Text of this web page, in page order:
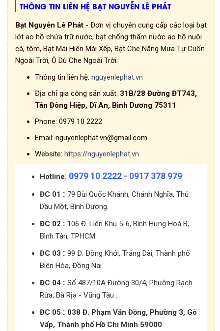
THÔNG TIN LIÊN HỆ BẠT NGUYỄN LÊ PHÁT
Bạt Nguyễn Lê Phát - Đơn vị chuyên cung cấp các loại bạt
lót ao hồ chứa trữ nước, bạt chống thấm nước ao hồ nuôi
cá, tôm, Bạt Mái Hiên Mái Xếp, Bạt Che Nắng Mưa Tự Cuốn
Ngoài Trời, Ô Dù Che Ngoài Trời:
Thông tin liên hệ: nguyenlephat.vn
Địa chỉ gia công sản xuất: 31B/28 Đường ĐT743,
Tân Đông Hiệp, Dĩ An, Bình Dương 75311
Phone: 0979 10 2222
Email: nguyenlephat.vn@gmail.com
Website: https://nguyenlephat.vn
Hotline: 0979 10 2222 - 0917 378 979
ĐC 01 : 79 Bùi Quốc Khánh, Chánh Nghĩa, Thủ
Dầu Một, Bình Dương.
ĐC 02 : 106 Đ. Liên Khu 5-6, Bình Hưng Hoà B,
Bình Tân, TPHCM.
ĐC 03 : 99 Đ. Đồng Khởi, Trảng Dài, Thành phố
Biên Hòa, Đồng Nai
ĐC 04 : Số 487/10A Đường 30/4, Phường Rạch
Rừa, Bà Rịa - Vũng Tàu .
ĐC 05 : 038 Đ. Phạm Văn Đồng, Phường 3, Gò
Vấp, Thành phố Hồ Chí Minh 59000